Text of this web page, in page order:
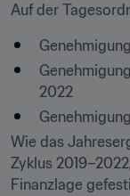
Auf der
2022
Wie das
Zyklus
Finanzlage